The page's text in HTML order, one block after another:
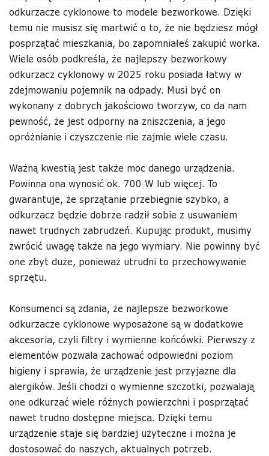
odkurzacze cyklonowe to modele bezworkowe. Dzięki
temu nie musisz się martwić o to, że nie będziesz mógł
posprzątać mieszkania, bo zapomniałeś zakupić worka.
Wiele osób podkreśla, że najlepszy bezworkowy
odkurzacz cyklonowy w 2025 roku posiada łatwy w
zdejmowaniu pojemnik na odpady. Musi być on
wykonany z dobrych jakościowo tworzyw, co da nam
pewność, że jest odporny na zniszczenia, a jego
opróżnianie i czyszczenie nie zajmie wiele czasu.
Ważną kwestią jest także moc danego urządzenia.
Powinna ona wynosić ok. 700 W lub więcej. To
gwarantuje, że sprzątanie przebiegnie szybko, a
odkurzacz będzie dobrze radził sobie z usuwaniem
nawet trudnych zabrudzeń. Kupując produkt, musimy
zwrócić uwagę także na jego wymiary. Nie powinny być
one zbyt duże, ponieważ utrudni to przechowywanie
sprzętu.
Konsumenci są zdania, że najlepsze bezworkowe
odkurzacze cyklonowe wyposażone są w dodatkowe
akcesoria, czyli filtry i wymienne końcówki. Pierwszy z
elementów pozwala zachować odpowiedni poziom
higieny i sprawia, że urządzenie jest przyjazne dla
alergików. Jeśli chodzi o wymienne szczotki, pozwalają
one odkurzać wiele różnych powierzchni i posprzątać
nawet trudno dostępne miejsca. Dzięki temu
urządzenie staje się bardziej użyteczne i można je
dostosować do naszych, aktualnych potrzeb.